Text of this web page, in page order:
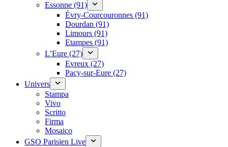
Essonne (91)
Évry-Courcouronnes (91)
Dourdan (91)
Limours (91)
Etampes (91)
L’Eure (27)
Evreux (27)
Pacy-sur-Eure (27)
Univers
Stampa
Vivo
Scritto
Firma
Mosaico
GSO Parisien Live